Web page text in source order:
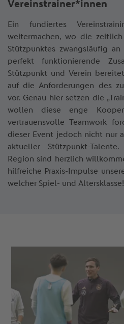
Vereinstrainer*innen
Ein fundiertes
weitermachen, wo die
Stützpunktes zwangsläufig
perfekt funktionierende
Stützpunkt und Verein
auf die Anforderungen des
vor. Genau hier setzen die
wollen diese enge
vertrauensvolle Teamwork
dieser Event jedoch nicht nur
aktueller Stützpunkt-
Region sind herzlich
hilfreiche Praxis-Impulse
welcher Spiel- und Altersklasse!